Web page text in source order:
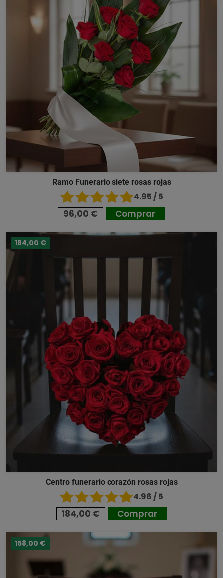
Ramo Funerario siete rosas rojas
4.95 / 5
96,00 € Comprar
184,00 €
Centro funerario corazón rosas rojas
4.96 / 5
184,00 € Comprar
158,00 €